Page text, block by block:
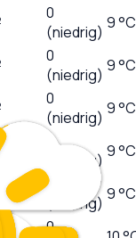
0
(niedrig) 9 °C
0
(niedrig) 9 °C
0
(niedrig) 9 °C
0
(niedrig) 9 °C
0
(niedrig) 9 °C
0